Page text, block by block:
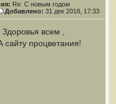
Re: С новым годом
Добавлено: 31 дек 2018, 17:33
всем ,
сайту процветания!